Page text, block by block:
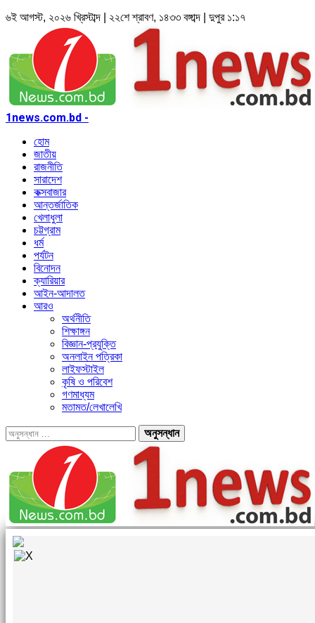
৬ই আগস্ট, ২০২৬ খ্রিস্টাব্দ | ২২শে শ্রাবণ, ১৪৩৩ বঙ্গাব্দ | দুপুর ১:১৭
1news.com.bd -
হোম
জাতীয়
রাজনীতি
সারাদেশ
কক্সবাজার
আন্তর্জাতিক
খেলাধুলা
চট্টগ্রাম
ধর্ম
পর্যটন
বিনোদন
ক্যারিয়ার
আইন-আদালত
আরও
অর্থনীতি
শিক্ষাঙ্গন
বিজ্ঞান-প্রযুক্তি
অনলাইন পত্রিকা
লাইফস্টাইল
কৃষি ও পরিবেশ
গণমাধ্যম
মতামত/লেখালেখি